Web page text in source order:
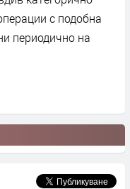
с подобна
периодично на